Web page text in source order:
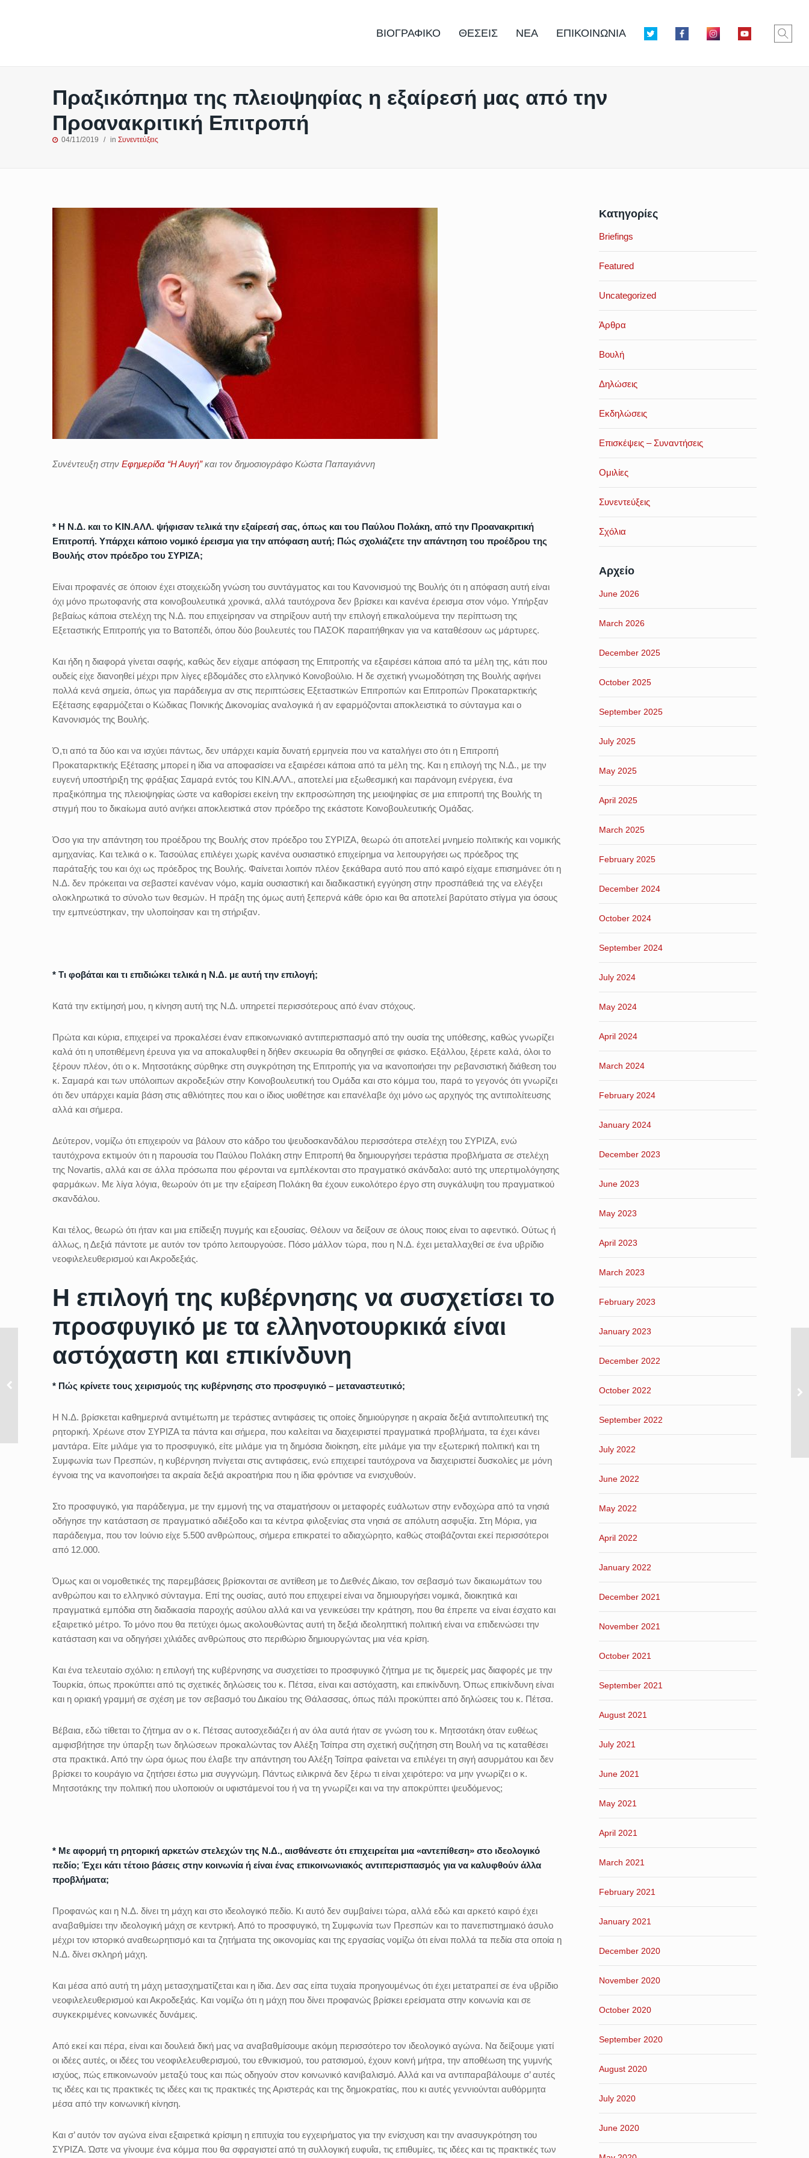
ΒΙΟΓΡΑΦΙΚΟ ΘΕΣΕΙΣ ΝΕΑ ΕΠΙΚΟΙΝΩΝΙΑ
Πραξικόπημα της πλειοψηφίας η εξαίρεσή μας από την
Προανακριτική Επιτροπή
04/11/2019 in Συνεντεύξεις
Συνέντευξη στην Εφημερίδα “Η Αυγή”και τον δημοσιογράφο Κώστα Παπαγιάννη
* Η Ν.Δ. και το ΚΙΝ.ΑΛΛ. ψήφισαν τελικά την εξαίρεσή σας, όπως και του Παύλου Πολάκη, από την Προανακριτική
Επιτροπή. Υπάρχει κάποιο νομικό έρεισμα για την απόφαση αυτή; Πώς σχολιάζετε την απάντηση του προέδρου της
Βουλής στον πρόεδρο του ΣΥΡΙΖΑ;
Είναι προφανές σε όποιον έχει στοιχειώδη γνώση του συντάγματος και του Κανονισμού της Βουλής ότι η απόφαση αυτή είναι
όχι μόνο πρωτοφανής στα κοινοβουλευτικά χρονικά, αλλά ταυτόχρονα δεν βρίσκει και κανένα έρεισμα στον νόμο. Υπήρξαν
βεβαίως κάποια στελέχη της Ν.Δ. που επιχείρησαν να στηρίξουν αυτή την επιλογή επικαλούμενα την περίπτωση της
Εξεταστικής Επιτροπής για το Βατοπέδι, όπου δύο βουλευτές του ΠΑΣΟΚ παραιτήθηκαν για να καταθέσουν ως μάρτυρες.
Και ήδη η διαφορά γίνεται σαφής, καθώς δεν είχαμε απόφαση της Επιτροπής να εξαιρέσει κάποια από τα μέλη της, κάτι που
ουδείς είχε διανοηθεί μέχρι πριν λίγες εβδομάδες στο ελληνικό Κοινοβούλιο. Η δε σχετική γνωμοδότηση της Βουλής αφήνει
πολλά κενά σημεία, όπως για παράδειγμα αν στις περιπτώσεις Εξεταστικών Επιτροπών και Επιτροπών Προκαταρκτικής
Εξέτασης εφαρμόζεται ο Κώδικας Ποινικής Δικονομίας αναλογικά ή αν εφαρμόζονται αποκλειστικά το σύνταγμα και ο
Κανονισμός της Βουλής.
Ό,τι από τα δύο και να ισχύει πάντως, δεν υπάρχει καμία δυνατή ερμηνεία που να καταλήγει στο ότι η Επιτροπή
Προκαταρκτικής Εξέτασης μπορεί η ίδια να αποφασίσει να εξαιρέσει κάποια από τα μέλη της. Και η επιλογή της Ν.Δ., με την
ευγενή υποστήριξη της φράξιας Σαμαρά εντός του ΚΙΝ.ΑΛΛ., αποτελεί μια εξωθεσμική και παράνομη ενέργεια, ένα
πραξικόπημα της πλειοψηφίας ώστε να καθορίσει εκείνη την εκπροσώπηση της μειοψηφίας σε μια επιτροπή της Βουλής τη
στιγμή που το δικαίωμα αυτό ανήκει αποκλειστικά στον πρόεδρο της εκάστοτε Κοινοβουλευτικής Ομάδας.
Όσο για την απάντηση του προέδρου της Βουλής στον πρόεδρο του ΣΥΡΙΖΑ, θεωρώ ότι αποτελεί μνημείο πολιτικής και νομικής
αμηχανίας. Και τελικά ο κ. Τασούλας επιλέγει χωρίς κανένα ουσιαστικό επιχείρημα να λειτουργήσει ως πρόεδρος της
παράταξής του και όχι ως πρόεδρος της Βουλής. Φαίνεται λοιπόν πλέον ξεκάθαρα αυτό που από καιρό είχαμε επισημάνει: ότι η
Ν.Δ. δεν πρόκειται να σεβαστεί κανέναν νόμο, καμία ουσιαστική και διαδικαστική εγγύηση στην προσπάθειά της να ελέγξει
ολοκληρωτικά το σύνολο των θεσμών. Η πράξη της όμως αυτή ξεπερνά κάθε όριο και θα αποτελεί βαρύτατο στίγμα για όσους
την εμπνεύστηκαν, την υλοποίησαν και τη στήριξαν.
* Τι φοβάται και τι επιδιώκει τελικά η Ν.Δ. με αυτή την επιλογή;
Κατά την εκτίμησή μου, η κίνηση αυτή της Ν.Δ. υπηρετεί περισσότερους από έναν στόχους.
Πρώτα και κύρια, επιχειρεί να προκαλέσει έναν επικοινωνιακό αντιπερισπασμό από την ουσία της υπόθεσης, καθώς γνωρίζει
καλά ότι η υποτιθέμενη έρευνα για να αποκαλυφθεί η δήθεν σκευωρία θα οδηγηθεί σε φιάσκο. Εξάλλου, ξέρετε καλά, όλοι το
ξέρουν πλέον, ότι ο κ. Μητσοτάκης σύρθηκε στη συγκρότηση της Επιτροπής για να ικανοποιήσει την ρεβανσιστική διάθεση του
κ. Σαμαρά και των υπόλοιπων ακροδεξιών στην Κοινοβουλευτική του Ομάδα και στο κόμμα του, παρά το γεγονός ότι γνωρίζει
ότι δεν υπάρχει καμία βάση στις αθλιότητες που και ο ίδιος υιοθέτησε και επανέλαβε όχι μόνο ως αρχηγός της αντιπολίτευσης
αλλά και σήμερα.
Δεύτερον, νομίζω ότι επιχειρούν να βάλουν στο κάδρο του ψευδοσκανδάλου περισσότερα στελέχη του ΣΥΡΙΖΑ, ενώ
ταυτόχρονα εκτιμούν ότι η παρουσία του Παύλου Πολάκη στην Επιτροπή θα δημιουργήσει τεράστια προβλήματα σε στελέχη
της Novartis, αλλά και σε άλλα πρόσωπα που φέρονται να εμπλέκονται στο πραγματικό σκάνδαλο: αυτό της υπερτιμολόγησης
φαρμάκων. Με λίγα λόγια, θεωρούν ότι με την εξαίρεση Πολάκη θα έχουν ευκολότερο έργο στη συγκάλυψη του πραγματικού
σκανδάλου.
Και τέλος, θεωρώ ότι ήταν και μια επίδειξη πυγμής και εξουσίας. Θέλουν να δείξουν σε όλους ποιος είναι το αφεντικό. Ούτως ή
άλλως, η Δεξιά πάντοτε με αυτόν τον τρόπο λειτουργούσε. Πόσο μάλλον τώρα, που η Ν.Δ. έχει μεταλλαχθεί σε ένα υβρίδιο
νεοφιλελευθερισμού και Ακροδεξιάς.
Η επιλογή της κυβέρνησης να συσχετίσει το
προσφυγικό με τα ελληνοτουρκικά είναι
αστόχαστη και επικίνδυνη
* Πώς κρίνετε τους χειρισμούς της κυβέρνησης στο προσφυγικό – μεταναστευτικό;
Η Ν.Δ. βρίσκεται καθημερινά αντιμέτωπη με τεράστιες αντιφάσεις τις οποίες δημιούργησε η ακραία δεξιά αντιπολιτευτική της
ρητορική. Χρέωνε στον ΣΥΡΙΖΑ τα πάντα και σήμερα, που καλείται να διαχειριστεί πραγματικά προβλήματα, τα έχει κάνει
μαντάρα. Είτε μιλάμε για το προσφυγικό, είτε μιλάμε για τη δημόσια διοίκηση, είτε μιλάμε για την εξωτερική πολιτική και τη
Συμφωνία των Πρεσπών, η κυβέρνηση πνίγεται στις αντιφάσεις, ενώ επιχειρεί ταυτόχρονα να διαχειριστεί δυσκολίες με μόνη
έγνοια της να ικανοποιήσει τα ακραία δεξιά ακροατήρια που η ίδια φρόντισε να ενισχυθούν.
Στο προσφυγικό, για παράδειγμα, με την εμμονή της να σταματήσουν οι μεταφορές ευάλωτων στην ενδοχώρα από τα νησιά
οδήγησε την κατάσταση σε πραγματικό αδιέξοδο και τα κέντρα φιλοξενίας στα νησιά σε απόλυτη ασφυξία. Στη Μόρια, για
παράδειγμα, που τον Ιούνιο είχε 5.500 ανθρώπους, σήμερα επικρατεί το αδιαχώρητο, καθώς στοιβάζονται εκεί περισσότεροι
από 12.000.
Όμως και οι νομοθετικές της παρεμβάσεις βρίσκονται σε αντίθεση με το Διεθνές Δίκαιο, τον σεβασμό των δικαιωμάτων του
ανθρώπου και το ελληνικό σύνταγμα. Επί της ουσίας, αυτό που επιχειρεί είναι να δημιουργήσει νομικά, διοικητικά και
πραγματικά εμπόδια στη διαδικασία παροχής ασύλου αλλά και να γενικεύσει την κράτηση, που θα έπρεπε να είναι έσχατο και
εξαιρετικό μέτρο. Το μόνο που θα πετύχει όμως ακολουθώντας αυτή τη δεξιά ιδεοληπτική πολιτική είναι να επιδεινώσει την
κατάσταση και να οδηγήσει χιλιάδες ανθρώπους στο περιθώριο δημιουργώντας μια νέα κρίση.
Και ένα τελευταίο σχόλιο: η επιλογή της κυβέρνησης να συσχετίσει το προσφυγικό ζήτημα με τις διμερείς μας διαφορές με την
Τουρκία, όπως προκύπτει από τις σχετικές δηλώσεις του κ. Πέτσα, είναι και αστόχαστη, και επικίνδυνη. Όπως επικίνδυνη είναι
και η οριακή γραμμή σε σχέση με τον σεβασμό του Δικαίου της Θάλασσας, όπως πάλι προκύπτει από δηλώσεις του κ. Πέτσα.
Βέβαια, εδώ τίθεται το ζήτημα αν ο κ. Πέτσας αυτοσχεδιάζει ή αν όλα αυτά ήταν σε γνώση του κ. Μητσοτάκη όταν ευθέως
αμφισβήτησε την ύπαρξη των δηλώσεων προκαλώντας τον Αλέξη Τσίπρα στη σχετική συζήτηση στη Βουλή να τις καταθέσει
στα πρακτικά. Από την ώρα όμως που έλαβε την απάντηση του Αλέξη Τσίπρα φαίνεται να επιλέγει τη σιγή ασυρμάτου και δεν
βρίσκει το κουράγιο να ζητήσει έστω μια συγγνώμη. Πάντως ειλικρινά δεν ξέρω τι είναι χειρότερο: να μην γνωρίζει ο κ.
Μητσοτάκης την πολιτική που υλοποιούν οι υφιστάμενοί του ή να τη γνωρίζει και να την αποκρύπτει ψευδόμενος;
* Με αφορμή τη ρητορική αρκετών στελεχών της Ν.Δ., αισθάνεστε ότι επιχειρείται μια «αντεπίθεση» στο ιδεολογικό
πεδίο; Έχει κάτι τέτοιο βάσεις στην κοινωνία ή είναι ένας επικοινωνιακός αντιπερισπασμός για να καλυφθούν άλλα
προβλήματα;
Προφανώς και η Ν.Δ. δίνει τη μάχη και στο ιδεολογικό πεδίο. Κι αυτό δεν συμβαίνει τώρα, αλλά εδώ και αρκετό καιρό έχει
αναβαθμίσει την ιδεολογική μάχη σε κεντρική. Από το προσφυγικό, τη Συμφωνία των Πρεσπών και το πανεπιστημιακό άσυλο
μέχρι τον ιστορικό αναθεωρητισμό και τα ζητήματα της οικονομίας και της εργασίας νομίζω ότι είναι πολλά τα πεδία στα οποία η
Ν.Δ. δίνει σκληρή μάχη.
Και μέσα από αυτή τη μάχη μετασχηματίζεται και η ίδια. Δεν σας είπα τυχαία προηγουμένως ότι έχει μετατραπεί σε ένα υβρίδιο
νεοφιλελευθερισμού και Ακροδεξιάς. Και νομίζω ότι η μάχη που δίνει προφανώς βρίσκει ερείσματα στην κοινωνία και σε
συγκεκριμένες κοινωνικές δυνάμεις.
Από εκεί και πέρα, είναι και δουλειά δική μας να αναβαθμίσουμε ακόμη περισσότερο τον ιδεολογικό αγώνα. Να δείξουμε γιατί
οι ιδέες αυτές, οι ιδέες του νεοφιλελευθερισμού, του εθνικισμού, του ρατσισμού, έχουν κοινή μήτρα, την αποθέωση της γυμνής
ισχύος, πώς επικοινωνούν μεταξύ τους και πώς οδηγούν στον κοινωνικό κανιβαλισμό. Αλλά και να αντιπαραβάλουμε σ’ αυτές
τις ιδέες και τις πρακτικές τις ιδέες και τις πρακτικές της Αριστεράς και της δημοκρατίας, που κι αυτές γεννιούνται αυθόρμητα
μέσα από την κοινωνική κίνηση.
Και σ’ αυτόν τον αγώνα είναι εξαιρετικά κρίσιμη η επιτυχία του εγχειρήματος για την ενίσχυση και την ανασυγκρότηση του
ΣΥΡΙΖΑ. Ώστε να γίνουμε ένα κόμμα που θα σφραγιστεί από τη συλλογική ευφυΐα, τις επιθυμίες, τις ιδέες και τις πρακτικές των
Κατηγορίες
Briefings
Featured
Uncategorized
Άρθρα
Βουλή
Δηλώσεις
Εκδηλώσεις
Επισκέψεις – Συναντήσεις
Ομιλίες
Συνεντεύξεις
Σχόλια
Αρχείο
June 2026
March 2026
December 2025
October 2025
September 2025
July 2025
May 2025
April 2025
March 2025
February 2025
December 2024
October 2024
September 2024
July 2024
May 2024
April 2024
March 2024
February 2024
January 2024
December 2023
June 2023
May 2023
April 2023
March 2023
February 2023
January 2023
December 2022
October 2022
September 2022
July 2022
June 2022
May 2022
April 2022
January 2022
December 2021
November 2021
October 2021
September 2021
August 2021
July 2021
June 2021
May 2021
April 2021
March 2021
February 2021
January 2021
December 2020
November 2020
October 2020
September 2020
August 2020
July 2020
June 2020